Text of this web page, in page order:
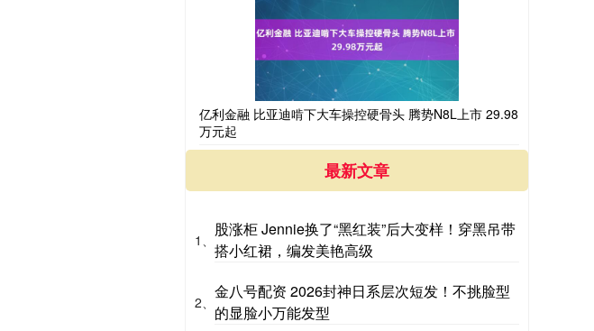
亿利金融 比亚迪啃下大车操控硬骨头 腾势N8L上市 29.98
万元起
最新文章
1、
股涨柜 Jennie换了“黑红装”后大变样！穿黑吊带
搭小红裙，编发美艳高级
2、
金八号配资 2026封神日系层次短发！不挑脸型
的显脸小万能发型